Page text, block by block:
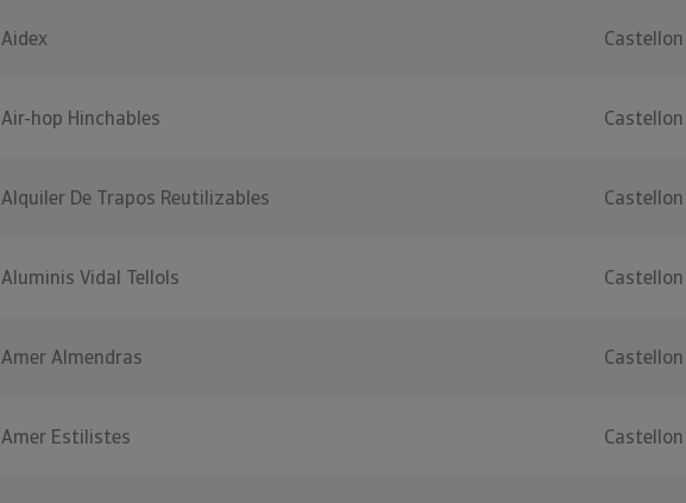
Aidex Castellon
Air-hop Hinchables Castellon
Alquiler De Trapos Reutilizables Castellon
Aluminis Vidal Tellols Castellon
Amer Almendras Castellon
Amer Estilistes Castellon